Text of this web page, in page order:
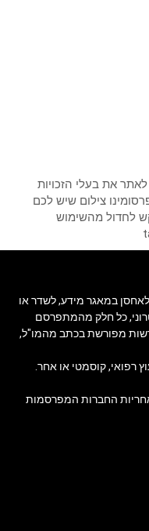
לאתר את בעלי הזכויות
צילום שיש לכם
לחדול מהשימוש
במאגר מידע, לשדר או
כל חלק מהמתפרסם
מפורשת בכתב מהמו"ל,
רפואי, קוסמטי או אחר.
החברות המפרסמות